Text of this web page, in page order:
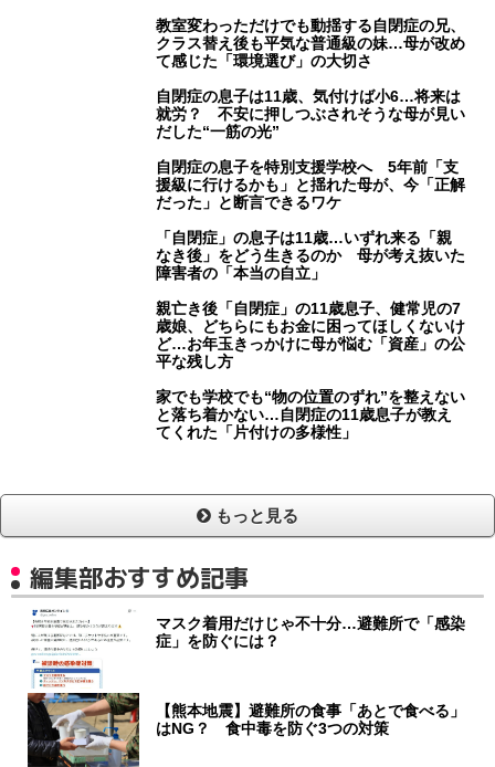
教室変わっただけでも動揺する自閉症の兄、
クラス替え後も平気な普通級の妹…母が改め
て感じた「環境選び」の大切さ
自閉症の息子は11歳、気付けば小6…将来は
就労？ 不安に押しつぶされそうな母が見い
だした“一筋の光”
自閉症の息子を特別支援学校へ 5年前「支
援級に行けるかも」と揺れた母が、今「正解
だった」と断言できるワケ
「自閉症」の息子は11歳…いずれ来る「親
なき後」をどう生きるのか 母が考え抜いた
障害者の「本当の自立」
親亡き後「自閉症」の11歳息子、健常児の7
歳娘、どちらにもお金に困ってほしくないけ
ど…お年玉きっかけに母が悩む「資産」の公
平な残し方
家でも学校でも“物の位置のずれ”を整えない
と落ち着かない…自閉症の11歳息子が教え
てくれた「片付けの多様性」
もっと見る
編集部おすすめ記事
マスク着用だけじゃ不十分…避難所で「感染
症」を防ぐには？
【熊本地震】避難所の食事「あとで食べる」
はNG？ 食中毒を防ぐ3つの対策